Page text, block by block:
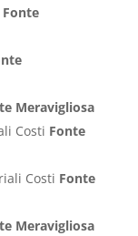
Fonte
Meravigliosa
Costi Fonte
Costi Fonte
Meravigliosa